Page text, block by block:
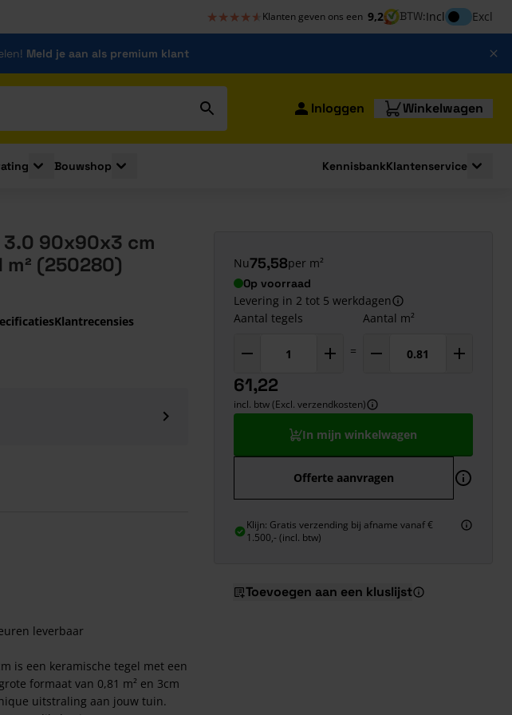
★★★★★
★★★★★ Klanten geven ons een 9,2 BTW:InclInclusief btw
Excl
Meld je aan als premium klant
Inloggen Winkelwagen
for Deuren
Toggle submenu for Bestrating
Bouwshop
Toggle submenu for Bouwshop
KennisbankKlantenservice
3.0 90x90x3 cm
(250280)
Klantrecensies
leverbaar
is een keramische tegel met een
formaat van 0,81 m² en 3cm
uitstraling aan jouw tuin.
Nu75,58per m²
Op voorraad
Levering in 2 tot 5 werkdagen
Aantal tegels
=
Aantal m²
61,22
incl. btw (Excl. verzendkosten)
In mijn winkelwagen
Offerte aanvragen
Klijn: Gratis verzending bij afname vanaf €
1.500,- (incl. btw)
Toevoegen aan een kluslijst